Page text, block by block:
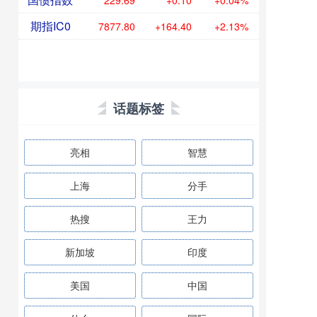
期指IC0 7877.80 +164.40 +2.13%
话题标签
亮相 智慧
上海 分手
热搜 王力
新加坡 印度
美国 中国